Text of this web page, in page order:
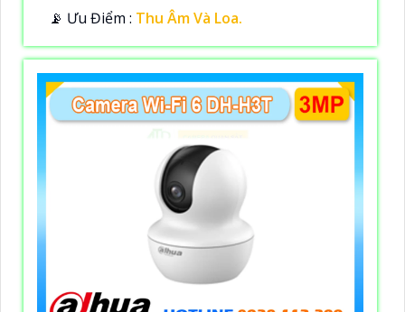
️📡 Ưu Điểm : Thu Âm Và Loa.